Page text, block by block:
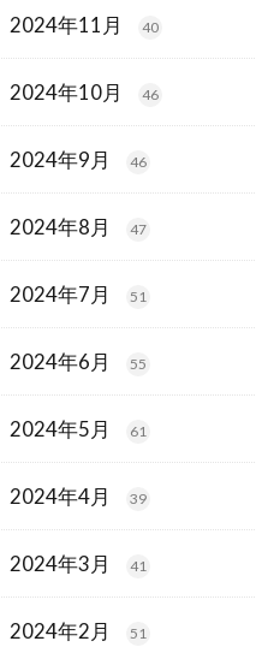
2024年11月 40
2024年10月 46
2024年9月 46
2024年8月 47
2024年7月 51
2024年6月 55
2024年5月 61
2024年4月 39
2024年3月 41
2024年2月 51